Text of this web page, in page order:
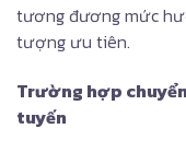
tương đương mức
tượng ưu tiên.
Trường hợp
tuyến